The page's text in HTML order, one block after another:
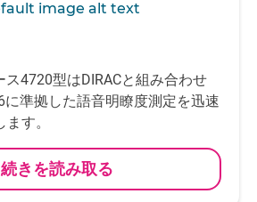
ス4720型はDIRACと組み合わせ
に準拠した語音明瞭度測定を迅速
す。
続きを読み取る